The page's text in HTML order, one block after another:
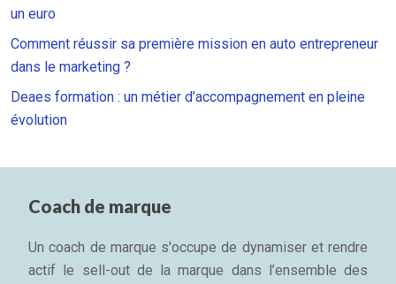
un euro
Comment réussir sa première mission en auto entrepreneur
dans le marketing ?
Deaes formation : un métier d’accompagnement en pleine
évolution
Coach de marque
Un coach de marque s'occupe de dynamiser et rendre
actif le sell-out de la marque dans l’ensemble des